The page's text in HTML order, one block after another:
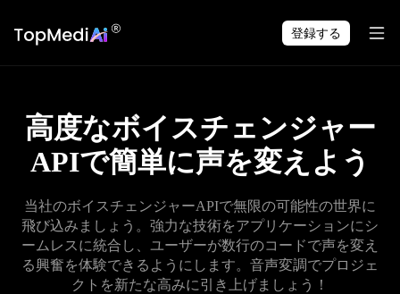
いつでも・どこでも制作できます。
登録する
高度なボイスチェンジャー
APIで簡単に声を変えよう
当社のボイスチェンジャーAPIで無限の可能性の世界に
飛び込みましょう。強力な技術をアプリケーションにシ
ームレスに統合し、ユーザーが数行のコードで声を変え
る興奮を体験できるようにします。音声変調でプロジェ
クトを新たな高みに引き上げましょう！